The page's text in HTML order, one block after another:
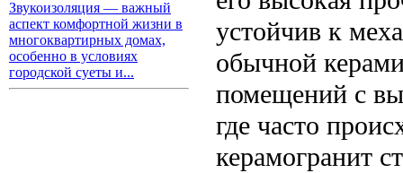
Звукоизоляция — важный
аспект комфортной жизни в
многоквартирных домах,
особенно в условиях
городской суеты и...
устойчив к
обычной
помещений с
где часто
керамогранит